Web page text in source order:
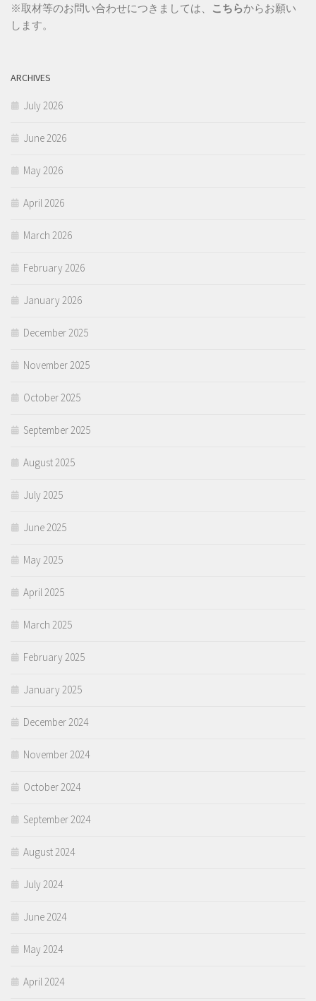
※取材等のお問い合わせにつきましては、 こちらからお願い
します。
ARCHIVES
July 2026
June 2026
May 2026
April 2026
March 2026
February 2026
January 2026
December 2025
November 2025
October 2025
September 2025
August 2025
July 2025
June 2025
May 2025
April 2025
March 2025
February 2025
January 2025
December 2024
November 2024
October 2024
September 2024
August 2024
July 2024
June 2024
May 2024
April 2024